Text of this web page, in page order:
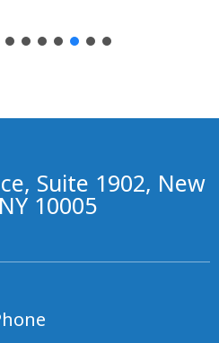
Suite 1902, New
10005